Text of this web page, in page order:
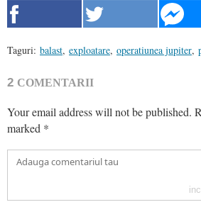
Taguri: balast, exploatare, operatiunea jupiter,
2 COMENTARII
Your email address will not be published.
marked *